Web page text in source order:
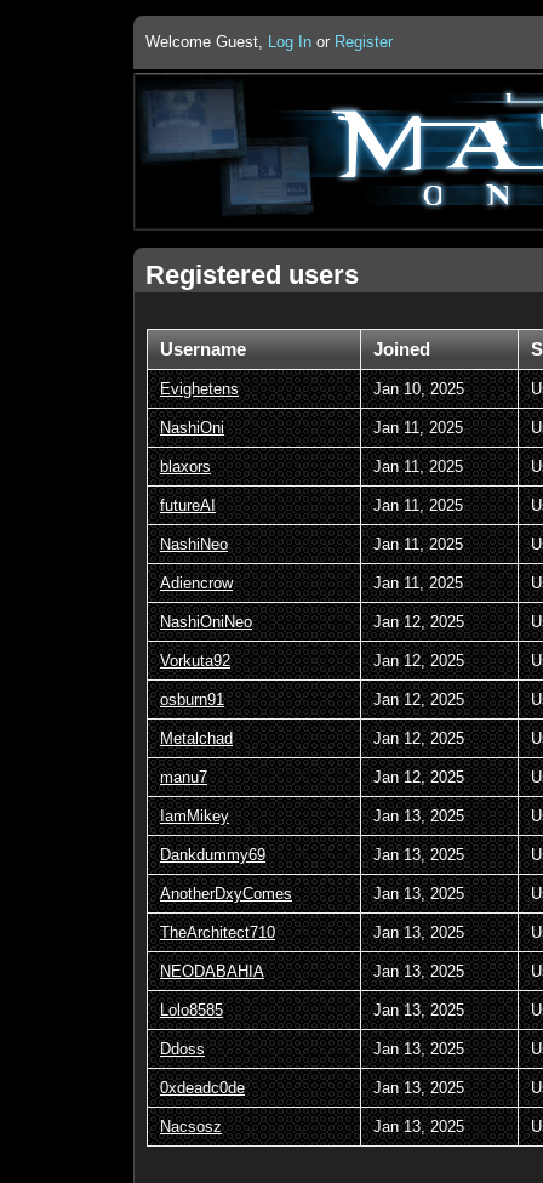
Welcome Guest, Log In or Register
Registered users
Username Joined
Evighetens Jan 10, 2025
NashiOni Jan 11, 2025
blaxors Jan 11, 2025
futureAI Jan 11, 2025
NashiNeo Jan 11, 2025
Adiencrow Jan 11, 2025
NashiOniNeo Jan 12, 2025
Vorkuta92 Jan 12, 2025
osburn91 Jan 12, 2025
Metalchad Jan 12, 2025
manu7 Jan 12, 2025
IamMikey Jan 13, 2025
Dankdummy69 Jan 13, 2025
AnotherDxyComes Jan 13, 2025
TheArchitect710 Jan 13, 2025
NEODABAHIA Jan 13, 2025
Lolo8585 Jan 13, 2025
Ddoss Jan 13, 2025
0xdeadc0de Jan 13, 2025
Nacsosz Jan 13, 2025